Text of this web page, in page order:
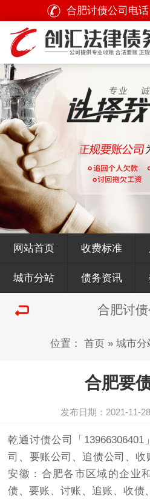
合肥讨债公司电话
网站首页 收费标准
城市分站 债务资讯
合肥讨债
位置： 首页» 城市分
合肥要
发布日期：2021-11-28
乾通讨债公司 「
司、要账公司、追债公司、收
安徽：合肥各市区域的企业
债、要账、讨账、追账、收债